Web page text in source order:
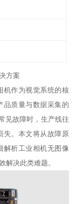
方案
机作为视觉系统的核
品质量与数据采集的
见故障时，生产线往
失。本文将从故障原
解析工业相机无图像
解决此类难题。